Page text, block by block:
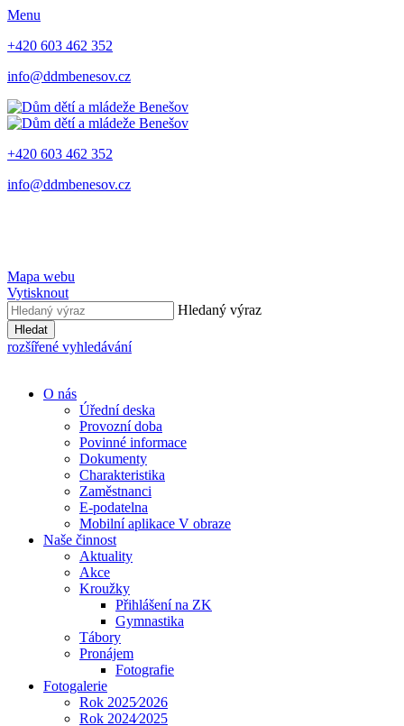
Menu
+420 603 462 352
info@ddmbenesov.cz
+420 603 462 352
info@ddmbenesov.cz
Mapa webu
Vytisknout
Hledaný výraz
Hledat
rozšířené vyhledávání
O nás
Úřední deska
Provozní doba
Povinné informace
Dokumenty
Charakteristika
Zaměstnanci
E-podatelna
Mobilní aplikace V obraze
Naše činnost
Aktuality
Akce
Kroužky
Přihlášení na ZK
Gymnastika
Tábory
Pronájem
Fotografie
Fotogalerie
Rok 2025⁄2026
Rok 2024⁄2025